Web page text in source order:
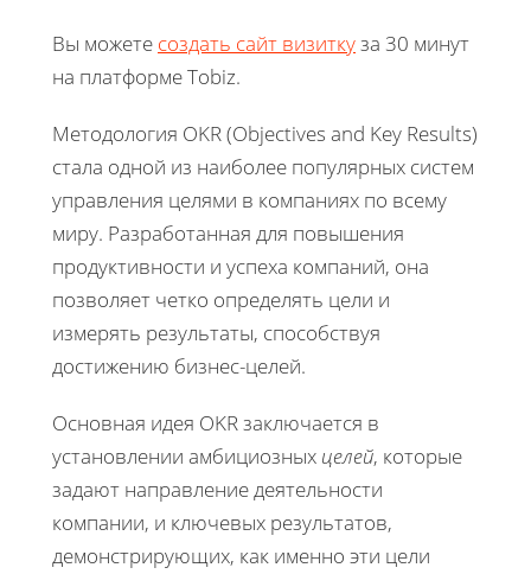
Вы можете создать сайт визиткуза 30 минут
на платформе Tobiz.
Методология OKR (Objectives and Key Results)
стала одной из наиболее популярных систем
управления целями в компаниях по всему
миру. Разработанная для повышения
продуктивности и успеха компаний, она
позволяет четко определять цели и
измерять результаты, способствуя
достижению бизнес-целей.
Основная идея OKR заключается в
установлении амбициозных целей, которые
задают направление деятельности
компании, и ключевых результатов,
демонстрирующих, как именно эти цели